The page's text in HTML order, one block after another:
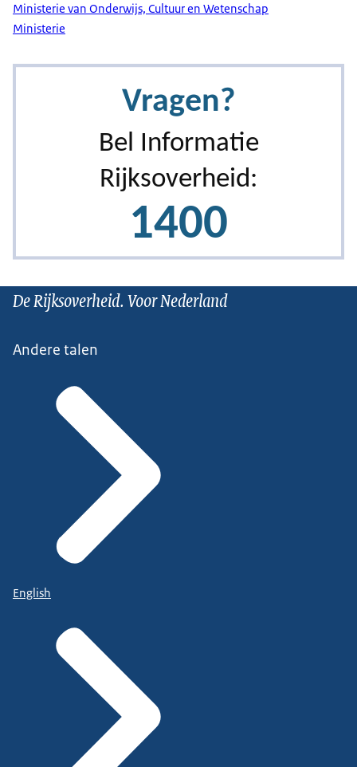
Ministerie van Onderwijs, Cultuur en Wetenschap
Ministerie
De Rijksoverheid. Voor Nederland
Andere talen
English